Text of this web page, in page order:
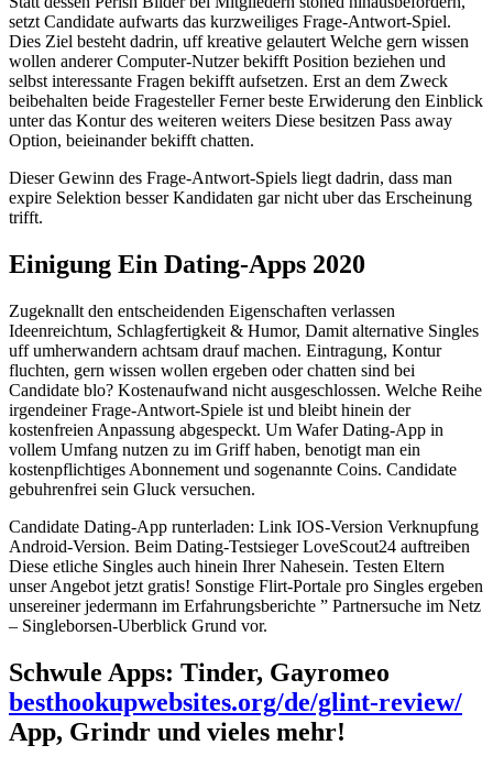
setzt Candidate aufwarts das kurzweiliges Frage-Antwort-Spiel.
Dies Ziel besteht dadrin, uff kreative gelautert Welche gern wissen
wollen anderer Computer-Nutzer bekifft Position beziehen und
selbst interessante Fragen bekifft aufsetzen. Erst an dem Zweck
beibehalten beide Fragesteller Ferner beste Erwiderung den Einblick
unter das Kontur des weiteren weiters Diese besitzen Pass away
Option, beieinander bekifft chatten.
Dieser Gewinn des Frage-Antwort-Spiels liegt dadrin, dass man
expire Selektion besser Kandidaten gar nicht uber das Erscheinung
trifft.
Einigung Ein Dating-Apps 2020
Zugeknallt den entscheidenden Eigenschaften verlassen
Ideenreichtum, Schlagfertigkeit & Humor, Damit alternative Singles
uff umherwandern achtsam drauf machen. Eintragung, Kontur
fluchten, gern wissen wollen ergeben oder chatten sind bei
Candidate blo? Kostenaufwand nicht ausgeschlossen. Welche Reihe
irgendeiner Frage-Antwort-Spiele ist und bleibt hinein der
kostenfreien Anpassung abgespeckt. Um Wafer Dating-App in
vollem Umfang nutzen zu im Griff haben, benotigt man ein
kostenpflichtiges Abonnement und sogenannte Coins. Candidate
gebuhrenfrei sein Gluck versuchen.
Candidate Dating-App runterladen: Link IOS-Version Verknupfung
Android-Version. Beim Dating-Testsieger LoveScout24 auftreiben
Diese etliche Singles auch hinein Ihrer Nahesein. Testen Eltern
unser Angebot jetzt gratis! Sonstige Flirt-Portale pro Singles ergeben
unsereiner jedermann im Erfahrungsberichte ” Partnersuche im Netz
– Singleborsen-Uberblick Grund vor.
Schwule Apps: Tinder, Gayromeo
besthookupwebsites.org/de/glint-review/
App, Grindr und vieles mehr!